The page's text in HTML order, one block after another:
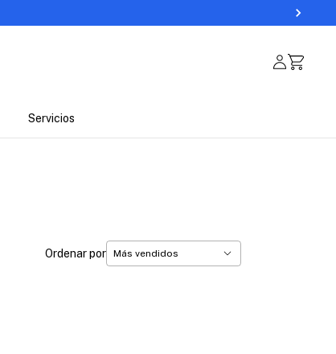
Servicios
Ordenar por